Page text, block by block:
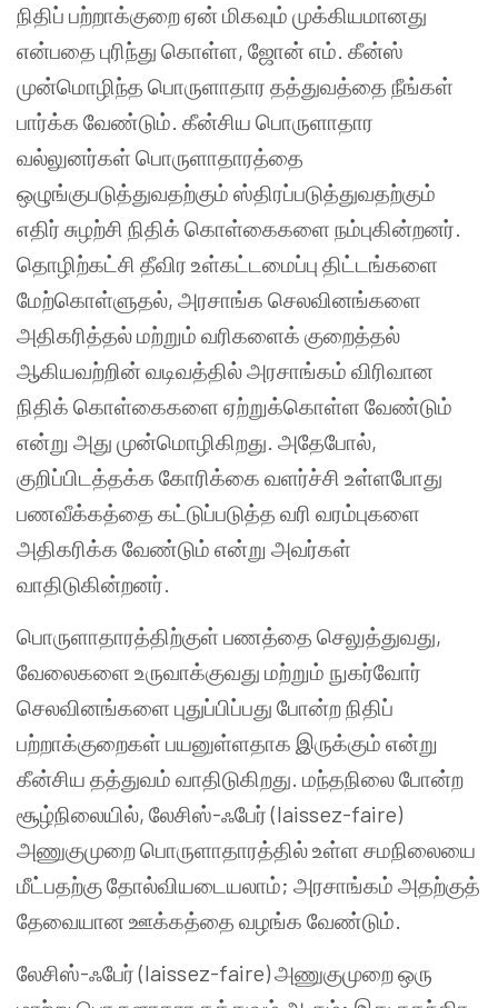
நிதிப் பற்றாக்குறை ஏன் மிகவும் முக்கியமானது
என்பதை புரிந்து கொள்ள, ஜோன் எம். கீன்ஸ்
முன்மொழிந்த பொருளாதார தத்துவத்தை நீங்கள்
பார்க்க வேண்டும். கீன்சிய பொருளாதார
வல்லுனர்கள் பொருளாதாரத்தை
ஒழுங்குபடுத்துவதற்கும் ஸ்திரப்படுத்துவதற்கும்
எதிர் சுழற்சி நிதிக் கொள்கைகளை நம்புகின்றனர்.
தொழிற்கட்சி தீவிர உள்கட்டமைப்பு திட்டங்களை
மேற்கொள்ளுதல், அரசாங்க செலவினங்களை
அதிகரித்தல் மற்றும் வரிகளைக் குறைத்தல்
ஆகியவற்றின் வடிவத்தில் அரசாங்கம் விரிவான
நிதிக் கொள்கைகளை ஏற்றுக்கொள்ள வேண்டும்
என்று அது முன்மொழிகிறது. அதேபோல்,
குறிப்பிடத்தக்க கோரிக்கை வளர்ச்சி உள்ளபோது
பணவீக்கத்தை கட்டுப்படுத்த வரி வரம்புகளை
அதிகரிக்க வேண்டும் என்று அவர்கள்
வாதிடுகின்றனர்.
பொருளாதாரத்திற்குள் பணத்தை செலுத்துவது,
வேலைகளை உருவாக்குவது மற்றும் நுகர்வோர்
செலவினங்களை புதுப்பிப்பது போன்ற நிதிப்
பற்றாக்குறைகள் பயனுள்ளதாக இருக்கும் என்று
கீன்சிய தத்துவம் வாதிடுகிறது. மந்தநிலை போன்ற
சூழ்நிலையில், லேசிஸ்-ஃபேர் (laissez-faire)
அணுகுமுறை பொருளாதாரத்தில் உள்ள சமநிலையை
மீட்பதற்கு தோல்வியடையலாம்; அரசாங்கம் அதற்குத்
தேவையான ஊக்கத்தை வழங்க வேண்டும்.
லேசிஸ்-ஃபேர் (laissez-faire) அணுகுமுறை ஒரு